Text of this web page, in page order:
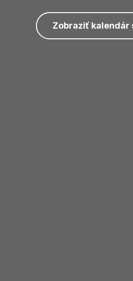
Zobraziť kalendár